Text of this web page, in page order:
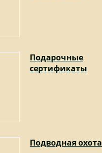
Подарочные
сертификаты
Подводная охота